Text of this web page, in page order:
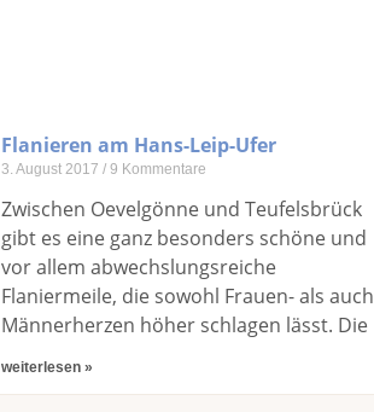
Flanieren am Hans-Leip-Ufer
3. August 2017 9 Kommentare
Zwischen Oevelgönne und Teufelsbrück
gibt es eine ganz besonders schöne und
vor allem abwechslungsreiche
Flaniermeile, die sowohl Frauen- als auch
Männerherzen höher schlagen lässt. Die
weiterlesen »